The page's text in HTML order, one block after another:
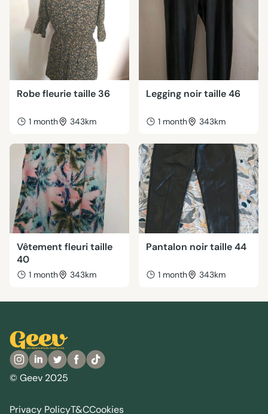
Robe fleurie taille 36
1 month 343km
Legging noir taille 46
1 month 343km
Vêtement fleuri taille
40
1 month 343km
Pantalon noir taille 44
1 month 343km
© Geev 2025
Privacy PolicyT&CCookies